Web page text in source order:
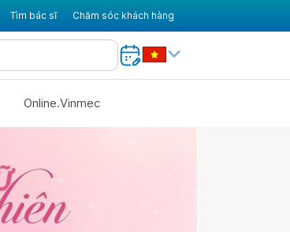
Tìm bác sĩ Chăm sóc khách hàng
Online.Vinmec